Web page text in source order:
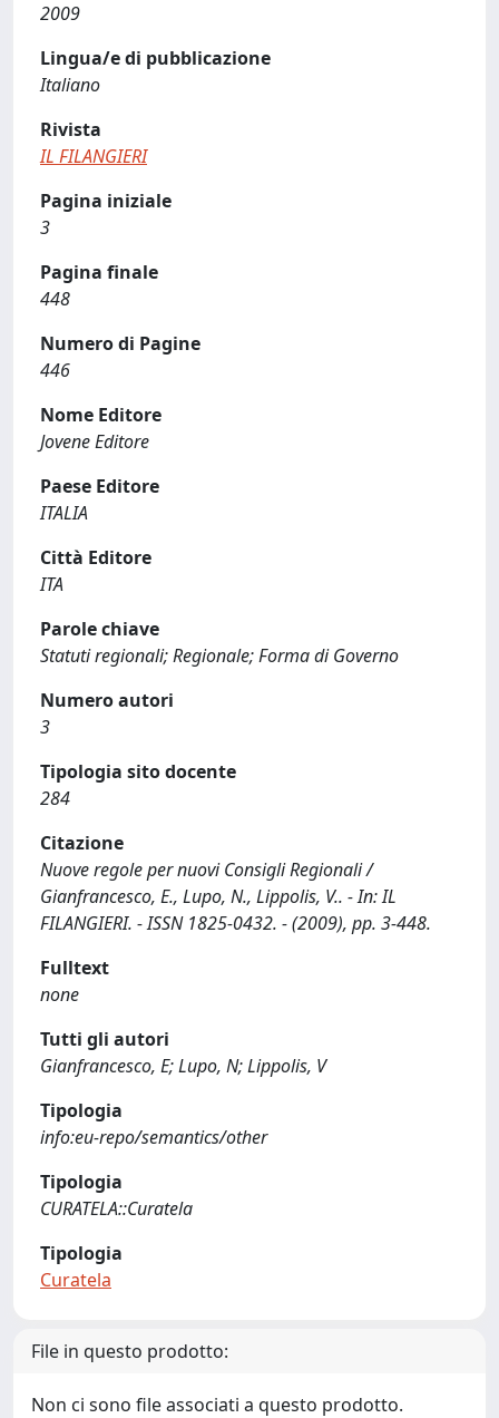
2009
Lingua/e di pubblicazione
Italiano
Rivista
IL FILANGIERI
Pagina iniziale
3
Pagina finale
448
Numero di Pagine
446
Nome Editore
Jovene Editore
Paese Editore
ITALIA
Città Editore
ITA
Parole chiave
Statuti regionali; Regionale; Forma di Governo
Numero autori
3
Tipologia sito docente
284
Citazione
Nuove regole per nuovi Consigli Regionali /
Gianfrancesco, E., Lupo, N., Lippolis, V.. - In: IL
FILANGIERI. - ISSN 1825-0432. - (2009), pp. 3-448.
Fulltext
none
Tutti gli autori
Gianfrancesco, E; Lupo, N; Lippolis, V
Tipologia
info:eu-repo/semantics/other
Tipologia
CURATELA::Curatela
Tipologia
Curatela
File in questo prodotto:
Non ci sono file associati a questo prodotto.